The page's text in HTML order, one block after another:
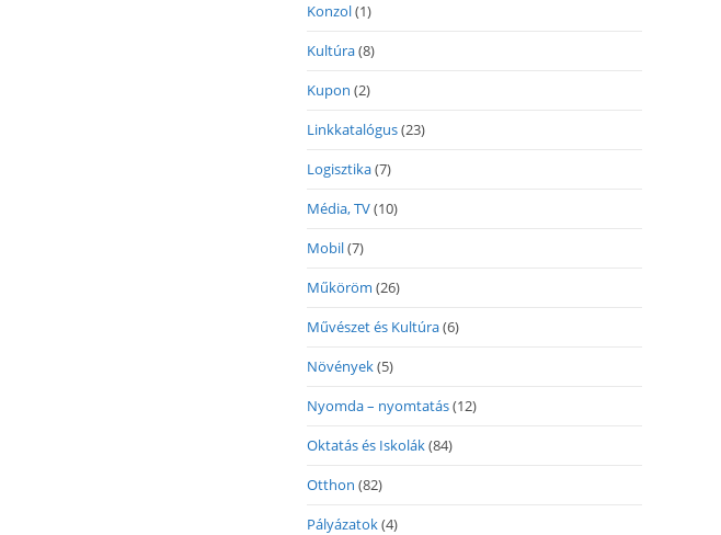
Konzol(1)
Kultúra(8)
Kupon (2)
Linkkatalógus(23)
Logisztika(7)
Média, TV(10)
Mobil(7)
Műköröm (26)
Művészet és Kultúra(6)
Növények(5)
Nyomda – nyomtatás(12)
Oktatás és Iskolák(84)
Otthon (82)
Pályázatok(4)